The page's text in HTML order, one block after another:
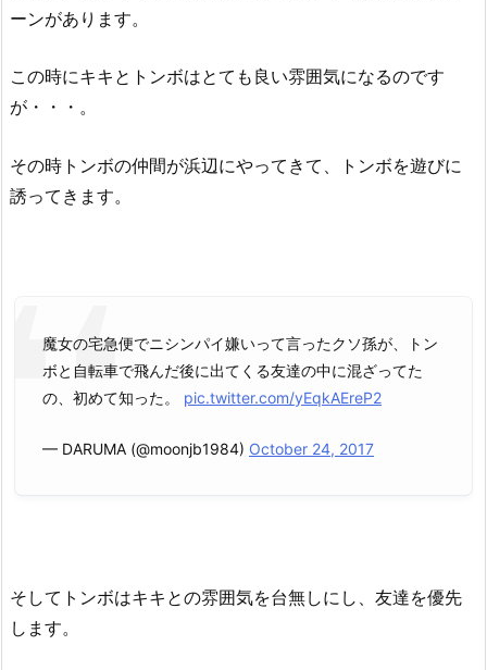
ーンがあります。
この時にキキとトンボはとても良い雰囲気になるのです
が・・・。
その時トンボの仲間が浜辺にやってきて、トンボを遊びに
誘ってきます。
魔女の宅急便でニシンパイ嫌いって言ったクソ孫が、トン
ボと自転車で飛んだ後に出てくる友達の中に混ざってた
の、初めて知った。 pic.twitter.com/yEqkAEreP2
— DARUMA (@moonjb1984) October 24, 2017
そしてトンボはキキとの雰囲気を台無しにし、友達を優先
します。